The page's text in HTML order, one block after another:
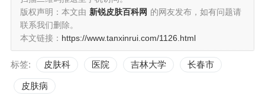
版权声明：本文由 新锐皮肤百科网 的网友发布，如有问题请
联系我们删除。
本文链接： https://www.tanxinrui.com/1126.html
标签: 皮肤科 医院 吉林大学 长春市
皮肤病